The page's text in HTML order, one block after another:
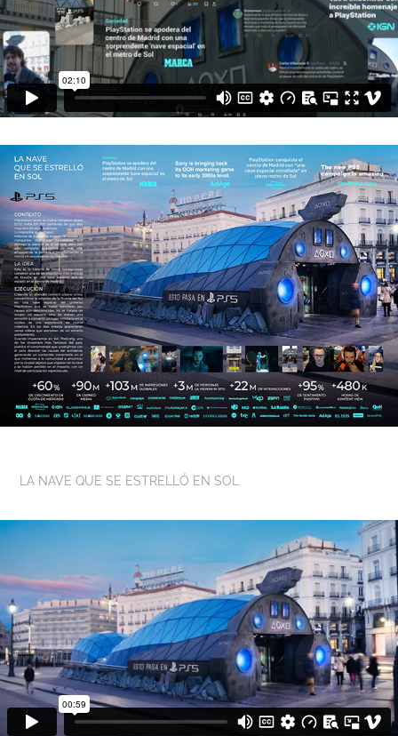
LA NAVE QUE SE ESTRELLÓ EN SOL